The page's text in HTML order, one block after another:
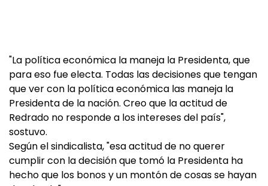
"La política económica la maneja la Presidenta, que
para eso fue electa. Todas las decisiones que tengan
que ver con la política económica las maneja la
Presidenta de la nación. Creo que la actitud de
Redrado no responde a los intereses del país",
sostuvo.
Según el sindicalista, "esa actitud de no querer
cumplir con la decisión que tomó la Presidenta ha
hecho que los bonos y un montón de cosas se hayan